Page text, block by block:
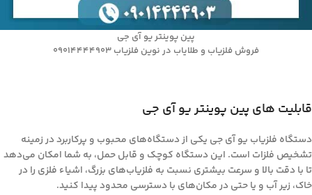
پین پوینتر یو آی جی
فروش فلزیاب و طلایاب در نوین فلزیاب 09014444903
قابلیت های پین پوینتر یو آی جی
دستگاه فلزیاب یو آی جی یکی از دستگاه‌های محبوب و پرکاربرد در زمینه
تشخیص فلزات است. این دستگاه کوچک و قابل حمل، به شما امکان می‌دهد
تا با دقت بالا و سرعت بیشتری نسبت به فلزیاب‌های بزرگ، اشیاء فلزی را در
خاک، زیر آب و یا حتی در مکان‌های با دسترسی محدود پیدا کنید.